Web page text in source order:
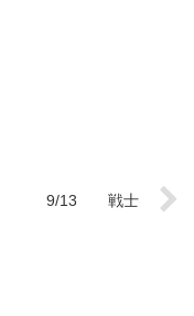
9/13 戦士